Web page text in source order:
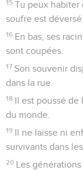
15 Tu peux habiter
soufre est
16 En bas, ses
sont coupées.
17 Son souvenir
dans la rue.
18 Il est poussé de
du monde.
19 Il ne laisse ni
survivants dans
20 Les